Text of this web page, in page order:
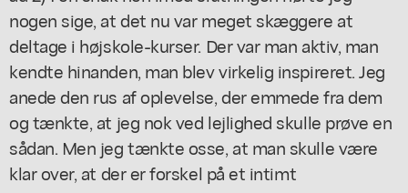
nogen sige, at det nu var meget skæggere at
deltage i højskole-kurser. Der var man aktiv, man
kendte hinanden, man blev virkelig inspireret. Jeg
anede den rus af oplevelse, der emmede fra dem
og tænkte, at jeg nok ved lejlighed skulle prøve en
sådan. Men jeg tænkte osse, at man skulle være
klar over, at der er forskel på et intimt